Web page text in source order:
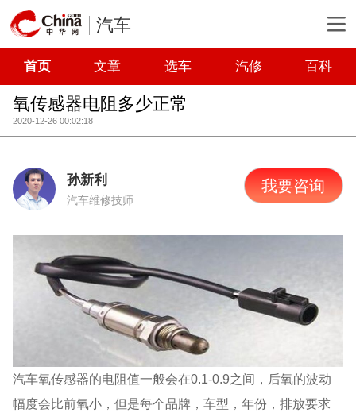
汽车
首页 文章 选车 汽修 百科
氧传感器电阻多少正常
2020-12-26 00:02:18
孙新利
汽车维修技师
我要咨询
汽车氧传感器的电阻值一般会在0.1-0.9之间，后氧的波动
幅度会比前氧小，但是每个品牌，车型，年份，排放要求